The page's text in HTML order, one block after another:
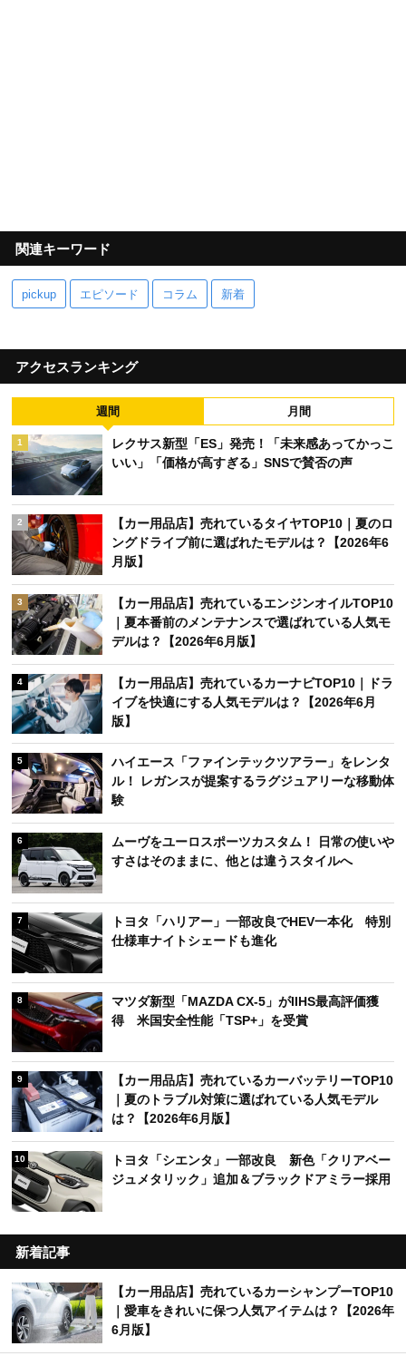
関連キーワード
pickup エピソード コラム 新着
アクセスランキング
週間 月間
1
レクサス新型「ES」発売！「未来感あってかっこ
いい」「価格が高すぎる」SNSで賛否の声
2
【カー用品店】売れているタイヤTOP10｜夏のロ
ングドライブ前に選ばれたモデルは？【2026年6
月版】
3
【カー用品店】売れているエンジンオイルTOP10
｜夏本番前のメンテナンスで選ばれている人気モ
デルは？【2026年6月版】
4
【カー用品店】売れているカーナビTOP10｜ドラ
イブを快適にする人気モデルは？【2026年6月
版】
5
ハイエース「ファインテックツアラー」をレンタ
ル！ レガンスが提案するラグジュアリーな移動体
験
6
ムーヴをユーロスポーツカスタム！ 日常の使いや
すさはそのままに、他とは違うスタイルへ
7
トヨタ「ハリアー」一部改良でHEV一本化 特別
仕様車ナイトシェードも進化
8
マツダ新型「MAZDA CX-5」がIIHS最高評価獲
得 米国安全性能「TSP+」を受賞
9
【カー用品店】売れているカーバッテリーTOP10
｜夏のトラブル対策に選ばれている人気モデル
は？【2026年6月版】
10
トヨタ「シエンタ」一部改良 新色「クリアベー
ジュメタリック」追加＆ブラックドアミラー採用
新着記事
【カー用品店】売れているカーシャンプーTOP10
｜愛車をきれいに保つ人気アイテムは？【2026年
6月版】